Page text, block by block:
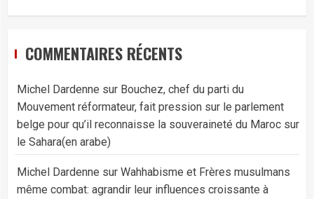
COMMENTAIRES RÉCENTS
Michel Dardenne sur Bouchez, chef du parti du
Mouvement réformateur, fait pression sur le parlement
belge pour qu’il reconnaisse la souveraineté du Maroc sur
le Sahara(en arabe)
Michel Dardenne sur Wahhabisme et Frères musulmans
même combat: agrandir leur influences croissante à